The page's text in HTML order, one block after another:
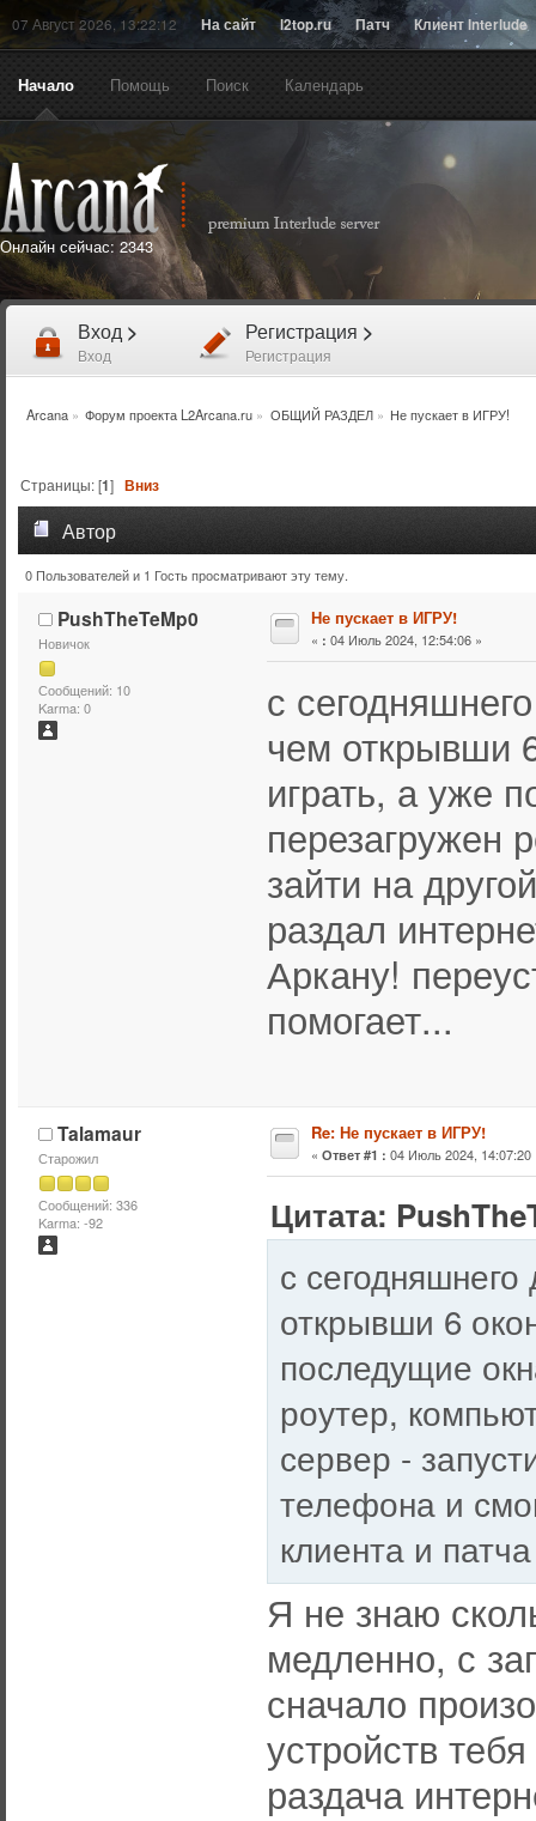
07 Август 2026, 13:22:12 На сайт l2top.ru Патч Клиент Interlude
Начало Помощь Поиск Календарь
Онлайн сейчас: 2343
Вход >
Вход
Регистрация >
Регистрация
Arcana» Форум проекта L2Arcana.ru » ОБЩИЙ РАЗДЕЛ» Не пускает в ИГРУ!
Страницы: [1]Вниз
Автор
Тема: Не пускает в ИГРУ! (Прочитано 10395 раз)
0 Пользователей и 1 Гость просматривают эту тему.
PushTheTeMp0
Новичок
Сообщений: 10
Karma: 0
Не пускает в ИГРУ!
« : 04 Июль 2024, 12:54:06 »
с
чем открывши
играть, а уже
перезагружен
зайти на
раздал
Аркану!
помогает...
Talamaur
Старожил
Сообщений: 336
Karma: -92
Re: Не пускает в ИГРУ!
« Ответ #1 : 04 Июль 2024, 14:07:20
Цитата:
с
открывши 6
последущие
роутер,
сервер -
телефона и
клиента и
Я не знаю
медленно, с
сначало
устройств
раздача